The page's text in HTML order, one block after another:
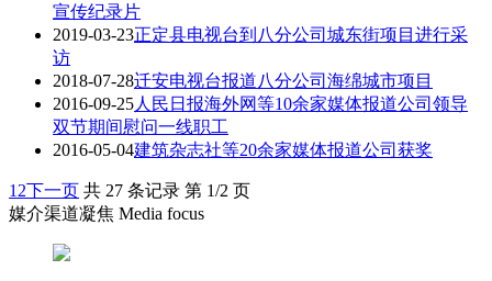
宣传纪录片
2019-03-23正定县电视台到八分公司城东街项目进行采
访
2018-07-28迁安电视台报道八分公司海绵城市项目
2016-09-25人民日报海外网等10余家媒体报道公司领导
双节期间慰问一线职工
2016-05-04建筑杂志社等20余家媒体报道公司获奖
1 2下一页 共 27 条记录 第 1/2 页
媒介渠道凝焦 Media focus